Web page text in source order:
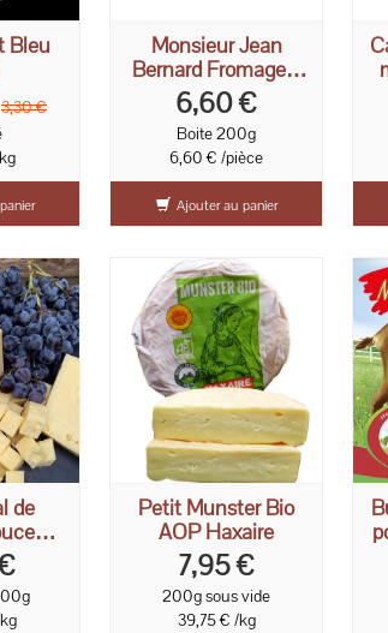
Bleu
3,30 €
Monsieur Jean
Bernard Fromage à
pâte molle 200g
6,60 €
Boite 200g
6,60 € /pièce
Ajouter au panier
de
Petit Munster Bio
AOP Haxaire
7,95 €
200g sous vide
39,75 € /kg